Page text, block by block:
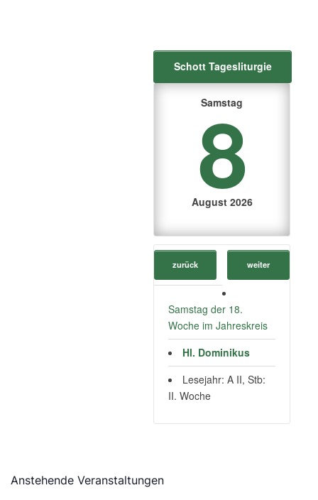
Schott Tagesliturgie
Samstag
8
August 2026
zurück weiter
Samstag der 18.
Woche im Jahreskreis
Hl. Dominikus
Lesejahr: A II, Stb:
II. Woche
Anstehende Veranstaltungen